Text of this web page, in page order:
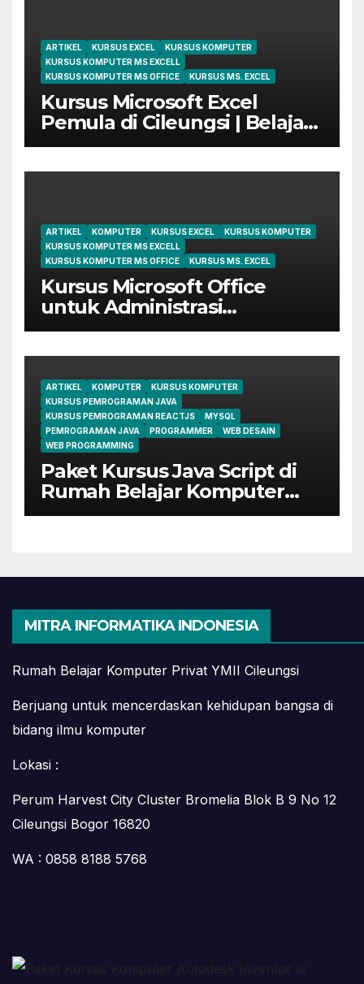
ARTIKEL KURSUS EXCEL
KURSUS KOMPUTER
KURSUS KOMPUTER MS EXCELL
KURSUS KOMPUTER MS OFFICE
KURSUS MS. EXCEL
Kursus Microsoft Excel
Pemula di Cileungsi | Belajar
dari Dasar Sampai Mahir
ARTIKEL KOMPUTER KURSUS EXCEL
KURSUS KOMPUTER
KURSUS KOMPUTER MS EXCELL
KURSUS KOMPUTER MS OFFICE
KURSUS MS. EXCEL
Kursus Microsoft Office
untuk Administrasi
Perkantoran di Cileungsi
ARTIKEL KOMPUTER
KURSUS KOMPUTER
KURSUS PEMROGRAMAN JAVA
KURSUS PEMROGRAMAN REACTJS
MYSQL
PEMROGRAMAN JAVA
PROGRAMMER
WEB DESAIN
WEB PROGRAMMING
Paket Kursus Java Script di
Rumah Belajar Komputer
YMII Cileungsi
MITRA INFORMATIKA INDONESIA
Rumah Belajar Komputer Privat YMII Cileungsi
Berjuang untuk mencerdaskan kehidupan bangsa di
bidang ilmu komputer
Lokasi :
Perum Harvest City Cluster Bromelia Blok B 9 No 12
Cileungsi Bogor 16820
WA : 0858 8188 5768